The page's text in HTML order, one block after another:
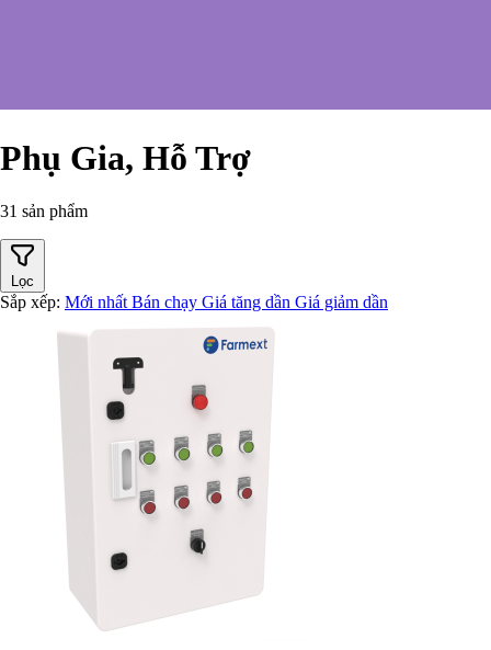
Phụ Gia, Hỗ Trợ
31 sản phẩm
Lọc
Sắp xếp: Mới nhất Bán chạy Giá tăng dần Giá giảm dần